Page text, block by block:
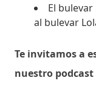
El
al bulevar
Te invitamos a
nuestro podcast